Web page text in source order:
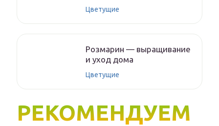
Цветущие
Розмарин — выращивание
и уход дома
Цветущие
РЕКОМЕНДУЕМ